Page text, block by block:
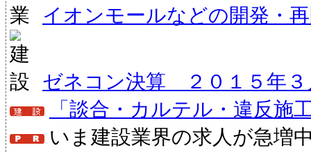
イオンモールなどの開発・
ゼネコン決算 ２０１５年
「談合・カルテル・違反施
いま建設業界の求人が急増